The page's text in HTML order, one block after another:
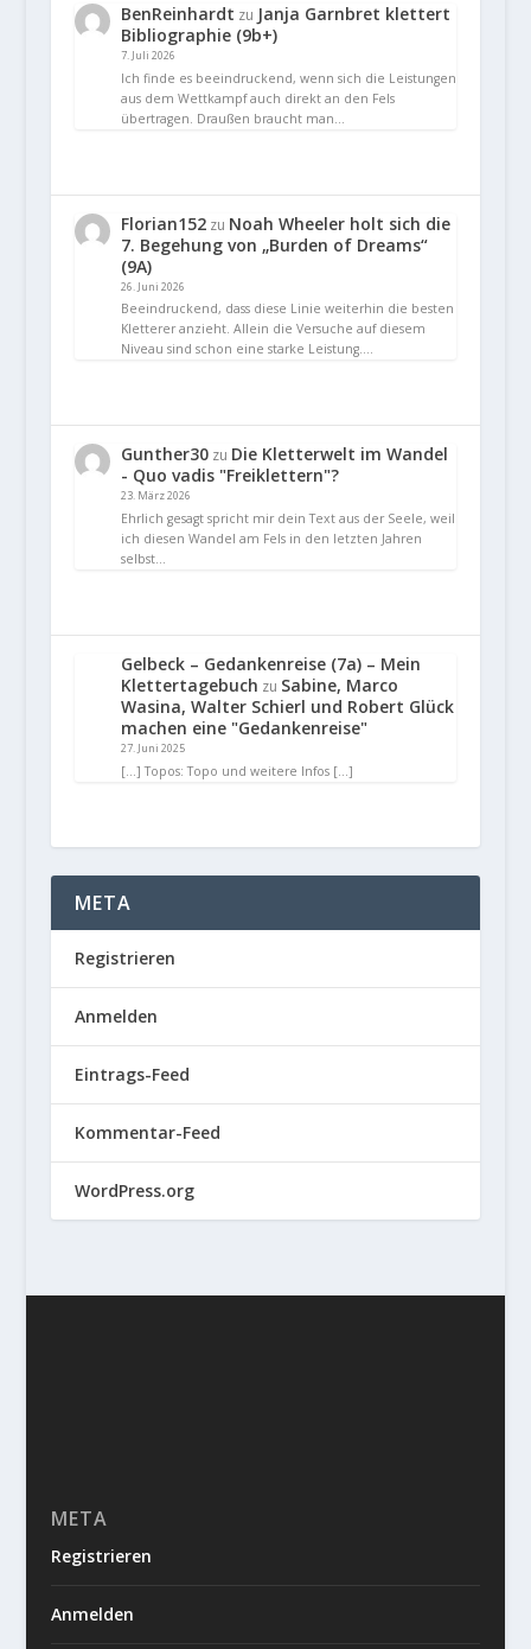
BenReinhardt zu Janja Garnbret klettert
Bibliographie (9b+)
7. Juli 2026
Ich finde es beeindruckend, wenn sich die Leistungen
aus dem Wettkampf auch direkt an den Fels
übertragen. Draußen braucht man…
Florian152zu Noah Wheeler holt sich die
7. Begehung von „Burden of Dreams“
(9A)
26. Juni 2026
Beeindruckend, dass diese Linie weiterhin die besten
Kletterer anzieht. Allein die Versuche auf diesem
Niveau sind schon eine starke Leistung.…
Gunther30zu Die Kletterwelt im Wandel
- Quo vadis "Freiklettern"?
23. März 2026
Ehrlich gesagt spricht mir dein Text aus der Seele, weil
ich diesen Wandel am Fels in den letzten Jahren
selbst…
Gelbeck – Gedankenreise (7a) – Mein
Klettertagebuch zu Sabine, Marco
Wasina, Walter Schierl und Robert Glück
machen eine "Gedankenreise"
27. Juni 2025
[…] Topos: Topo und weitere Infos […]
META
Registrieren
Anmelden
Eintrags-Feed
Kommentar-Feed
WordPress.org
META
Registrieren
Anmelden